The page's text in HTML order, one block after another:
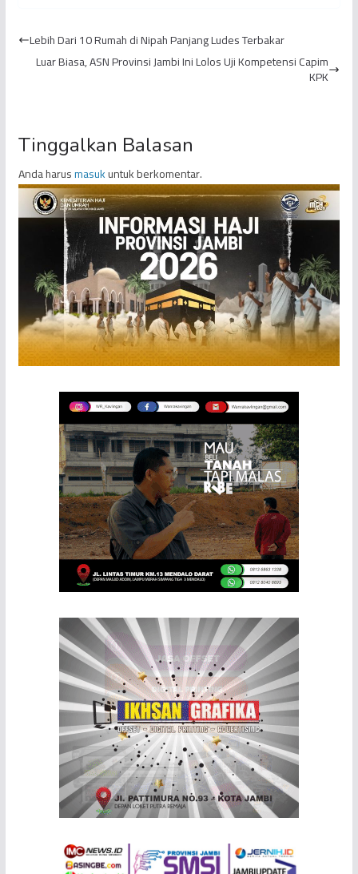
Lebih Dari 10 Rumah di Nipah Panjang Ludes Terbakar
Luar Biasa, ASN Provinsi Jambi Ini Lolos Uji Kompetensi Capim
KPK
Tinggalkan Balasan
Anda harusmasukuntuk berkomentar.